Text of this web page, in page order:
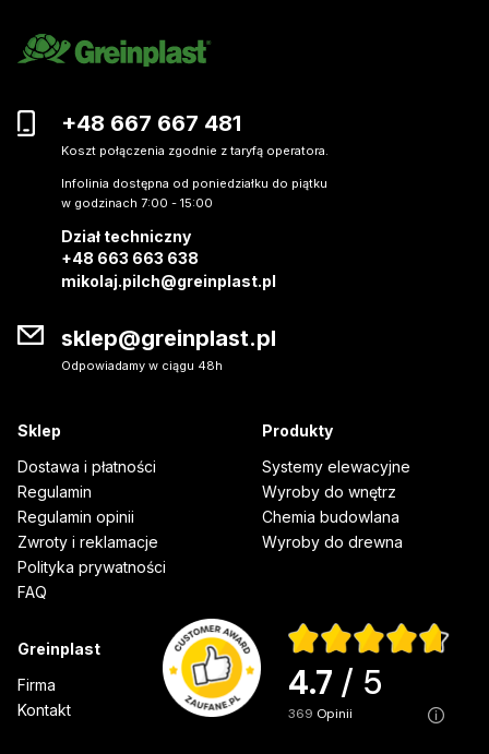
+48 667 667 481
Koszt połączenia zgodnie z taryfą operatora.
Infolinia dostępna od poniedziałku do piątku
w godzinach 7:00 - 15:00
Dział techniczny
+48 663 663 638
mikolaj.pilch@greinplast.pl
sklep@greinplast.pl
Odpowiadamy w ciągu 48h
Sklep
Dostawa i płatności
Regulamin
Regulamin opinii
Zwroty i reklamacje
Polityka prywatności
FAQ
Produkty
Systemy elewacyjne
Wyroby do wnętrz
Chemia budowlana
Wyroby do drewna
Greinplast
Firma
Kontakt
4.7 / 5
369 opinii